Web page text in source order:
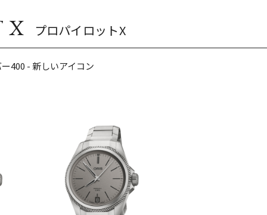
X プロパイロットX
400 - 新しいアイコン